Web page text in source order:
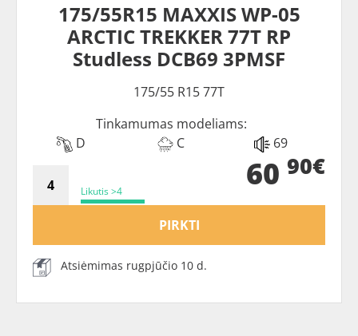
175/55R15 MAXXIS WP-05
ARCTIC TREKKER 77T RP
Studless DCB69 3PMSF
175/55 R15 77T
Tinkamumas modeliams:
D
C 69
Likutis >4 60 90€
PIRKTI
Atsiėmimas rugpjūčio 10 d.